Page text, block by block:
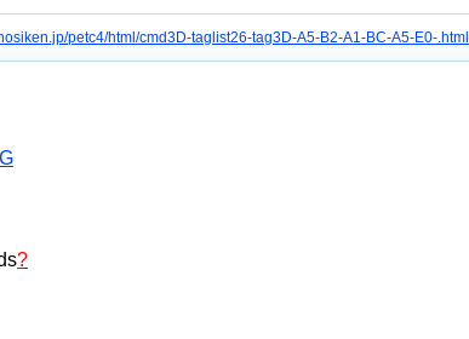
petc4/html/cmd3D-taglist26-tag3D-A5-B2-A1-BC-A5-E0-.html
?